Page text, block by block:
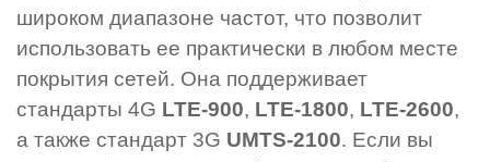
широком диапазоне частот, что позволит
использовать ее практически в любом месте
покрытия сетей. Она поддерживает
стандарты 4G LTE-900, LTE-1800, LTE-2600,
а также стандарт 3G UMTS-2100. Если вы